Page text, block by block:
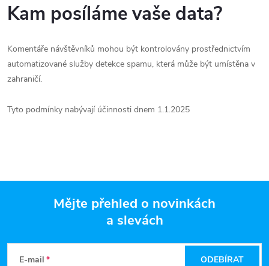
Kam posíláme vaše data?
Komentáře návštěvníků mohou být kontrolovány prostřednictvím
automatizované služby detekce spamu, která může být umístěna v
zahraničí.
Tyto podmínky nabývají účinnosti dnem 1.1.2025
Mějte přehled o novinkách
a slevách
E-mail ODEBÍRAT